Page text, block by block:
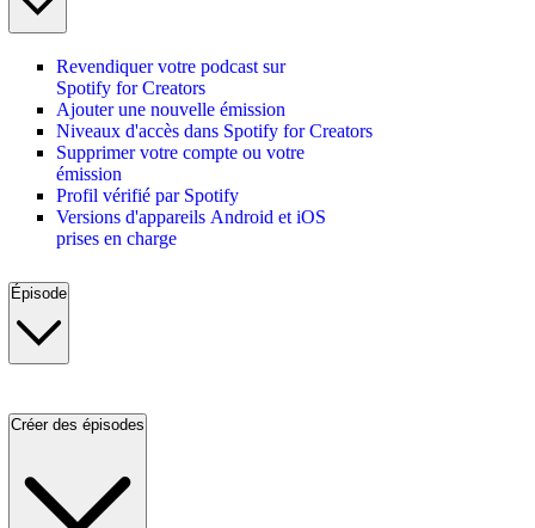
Revendiquer votre podcast sur
Spotify for Creators
Ajouter une nouvelle émission
Niveaux d'accès dans Spotify for Creators
Supprimer votre compte ou votre
émission
Profil vérifié par Spotify
Versions d'appareils Android et iOS
prises en charge
Épisode
Créer des épisodes